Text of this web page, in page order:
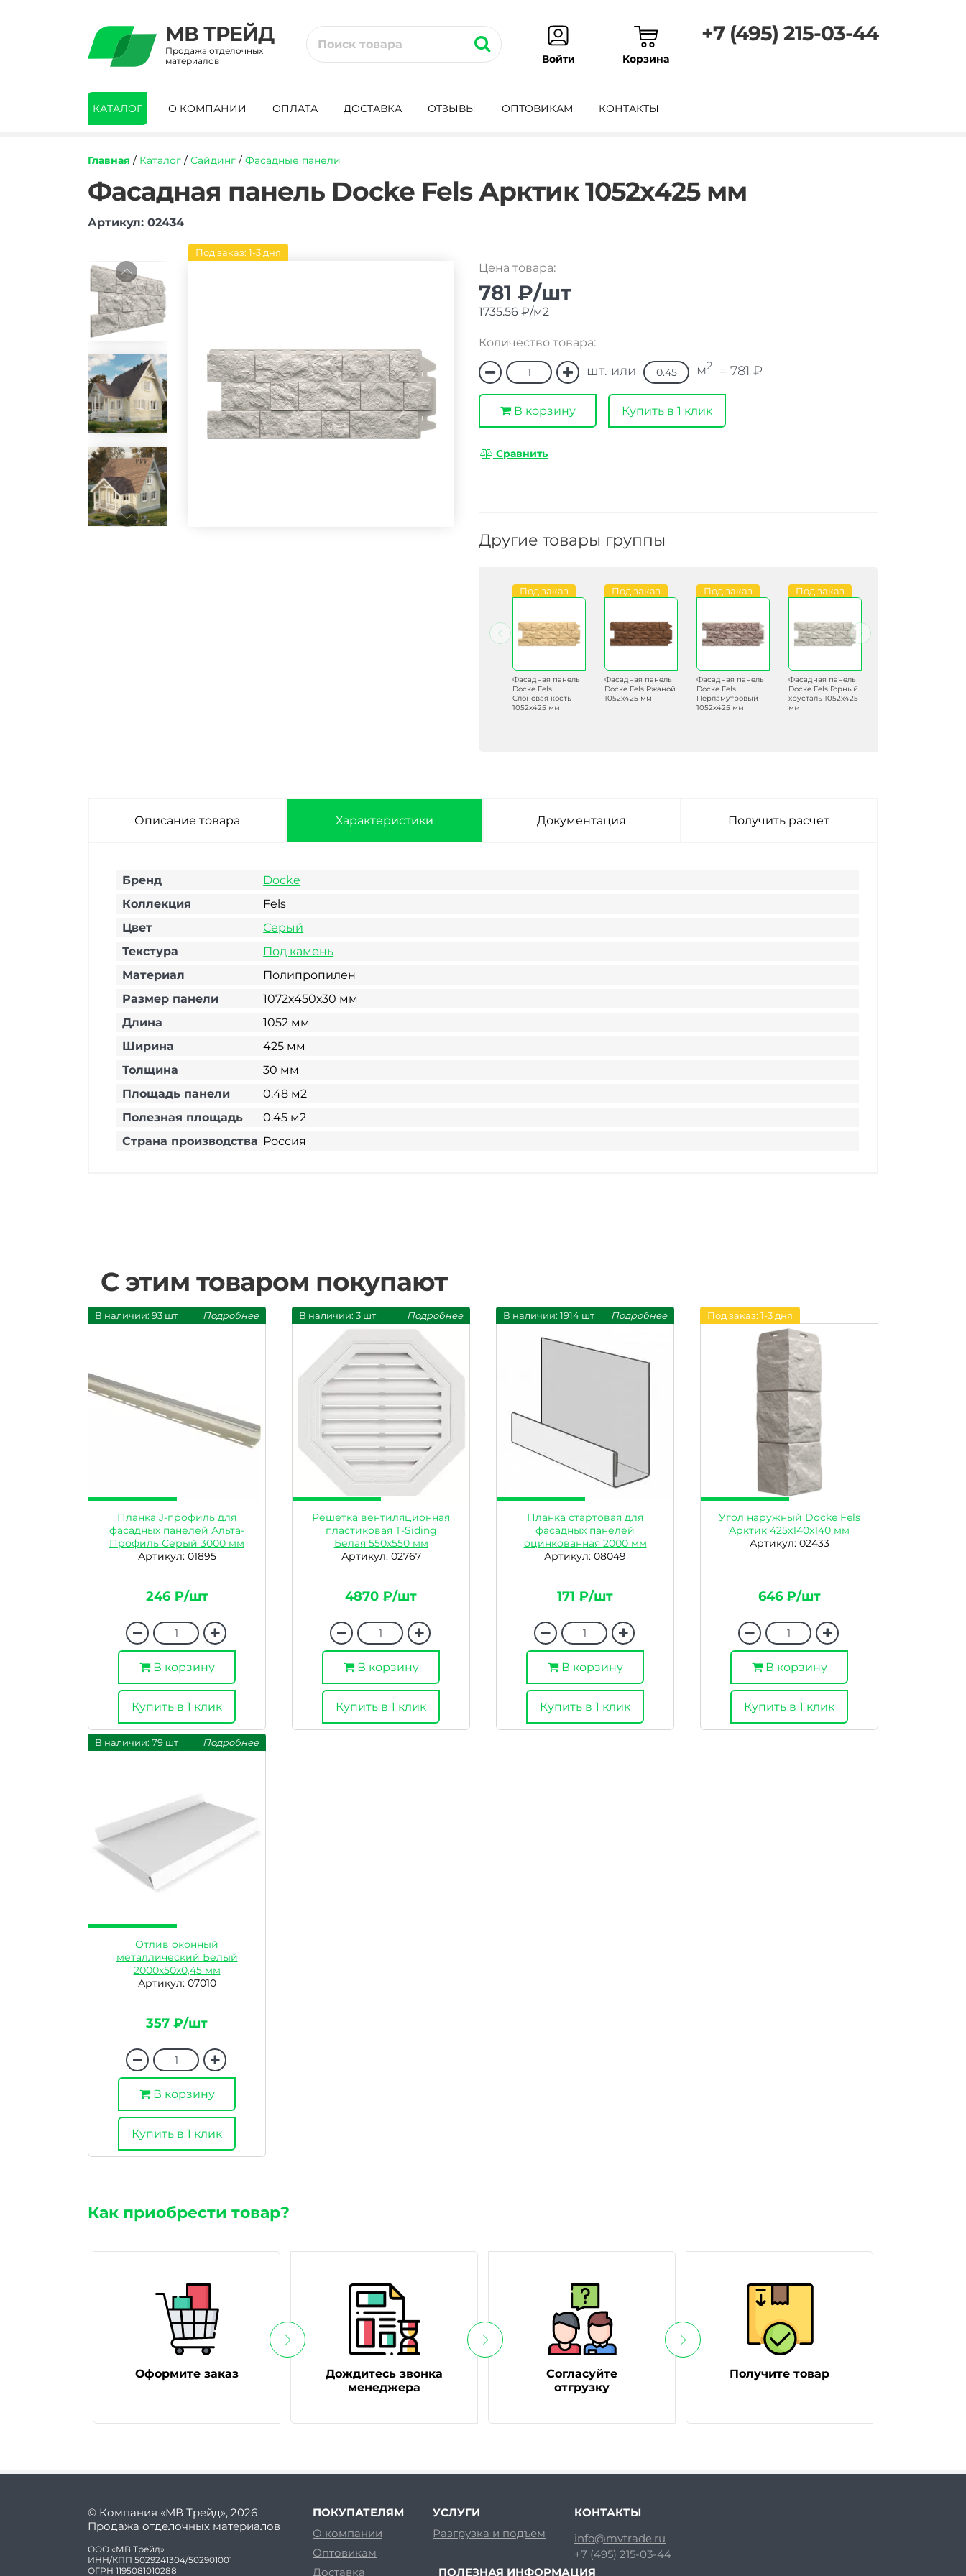
МВ ТРЕЙД
Продажа отделочных
материалов
Войти Корзина
+7 (495) 215-03-44
КАТАЛОГ О КОМПАНИИ ОПЛАТА ДОСТАВКА ОТЗЫВЫ ОПТОВИКАМ КОНТАКТЫ
Главная / Каталог / Сайдинг / Фасадные панели
https://mvtrade.ru/images/id/normal/fasadnaya-
panel-
fels-
Фасадная панель Docke Fels Арктик 1052х425 мм
Артикул: 02434
Под заказ: 1-3 дня
Цена товара:
781 ₽/шт
1735.56 ₽/м2
Количество товара:
шт. или м2 = 781 ₽
В корзину Купить в 1 клик
Сравнить
Другие товары группы
Под заказ
Фасадная панель
Docke Fels
Слоновая кость
1052х425 мм
Под заказ
Фасадная панель
Docke Fels Ржаной
1052х425 мм
Под заказ
Фасадная панель
Docke Fels
Перламутровый
1052х425 мм
Под заказ
Фасадная панель
Docke Fels Горный
хрусталь 1052х425
мм
Описание товара Характеристики Документация Получить расчет
Бренд
Docke
Коллекция
Fels
Цвет
Серый
Текстура
Под камень
Материал
Полипропилен
Размер панели
1072х450х30 мм
Длина
1052 мм
Ширина
425 мм
Толщина
30 мм
Площадь панели
0.48 м2
Полезная площадь
0.45 м2
Страна производства Россия
С этим товаром покупают
В наличии: 93 шт Подробнее
Планка J-профиль для
фасадных панелей Альта-
Профиль Серый 3000 мм
Артикул: 01895
246 ₽/шт
В корзину
Купить в 1 клик
В наличии: 3 шт Подробнее
Решетка вентиляционная
пластиковая T-Siding
Белая 550х550 мм
Артикул: 02767
4870 ₽/шт
В корзину
Купить в 1 клик
В наличии: 1914 шт Подробнее
Планка стартовая для
фасадных панелей
оцинкованная 2000 мм
Артикул: 08049
171 ₽/шт
В корзину
Купить в 1 клик
Под заказ: 1-3 дня
Угол наружный Docke Fels
Арктик 425х140х140 мм
Артикул: 02433
646 ₽/шт
В корзину
Купить в 1 клик
В наличии: 79 шт Подробнее
Отлив оконный
металлический Белый
2000х50х0,45 мм
Артикул: 07010
357 ₽/шт
В корзину
Купить в 1 клик
Как приобрести товар?
Оформите заказ
Дождитесь звонка
менеджера
Согласуйте
отгрузку
Получите товар
© Компания «МВ Трейд», 2026
Продажа отделочных материалов
ООО «МВ Трейд»
ИНН/КПП 5029241304/502901001
ОГРН 1195081010288
ПОКУПАТЕЛЯМ
О компании
Оптовикам
Доставка
УСЛУГИ
Разгрузка и подъем
КОНТАКТЫ
info@mvtrade.ru
+7 (495) 215-03-44
ПОЛЕЗНАЯ ИНФОРМАЦИЯ